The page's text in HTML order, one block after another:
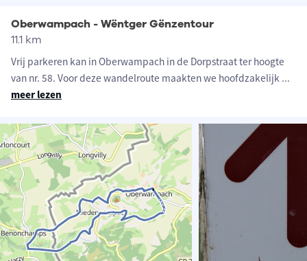
Oberwampach - Wëntger Gënzentour
11.1 km
Vrij parkeren kan in Oberwampach in de Dorpstraat ter hoogte
van nr. 58. Voor deze wandelroute maakten we hoofdzakelijk ...
meer lezen